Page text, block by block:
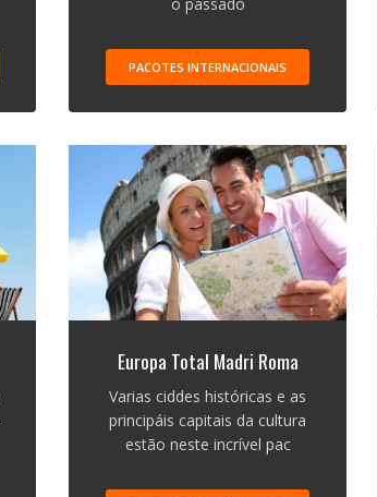
PACOTES INTERNACIONAIS
Europa Total Madri Roma
Varias ciddes históricas e as
principáis capitais da cultura
estão neste incrível pac